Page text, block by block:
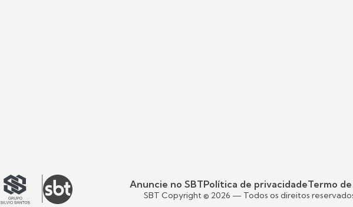
Anuncie no SBTPolítica de privacidadeTermo de
SBT Copyright © 2026 — Todos os direitos